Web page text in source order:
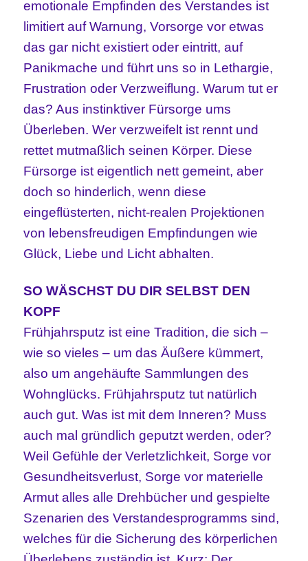
emotionale Empfinden des Verstandes ist
limitiert auf Warnung, Vorsorge vor etwas
das gar nicht existiert oder eintritt, auf
Panikmache und führt uns so in Lethargie,
Frustration oder Verzweiflung. Warum tut er
das? Aus instinktiver Fürsorge ums
Überleben. Wer verzweifelt ist rennt und
rettet mutmaßlich seinen Körper. Diese
Fürsorge ist eigentlich nett gemeint, aber
doch so hinderlich, wenn diese
eingeflüsterten, nicht-realen Projektionen
von lebensfreudigen Empfindungen wie
Glück, Liebe und Licht abhalten.
SO WÄSCHST DU DIR SELBST DEN
KOPF
Frühjahrsputz ist eine Tradition, die sich –
wie so vieles – um das Äußere kümmert,
also um angehäufte Sammlungen des
Wohnglücks. Frühjahrsputz tut natürlich
auch gut. Was ist mit dem Inneren? Muss
auch mal gründlich geputzt werden, oder?
Weil Gefühle der Verletzlichkeit, Sorge vor
Gesundheitsverlust, Sorge vor materielle
Armut alles alle Drehbücher und gespielte
Szenarien des Verstandesprogramms sind,
welches für die Sicherung des körperlichen